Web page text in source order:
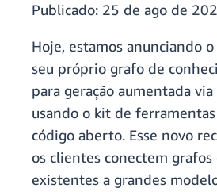
Publicado: 25 de ago de
Hoje, estamos anunciando
seu próprio grafo de
para geração aumentada via
usando o kit de ferramentas
código aberto. Esse novo
os clientes conectem
existentes a grandes